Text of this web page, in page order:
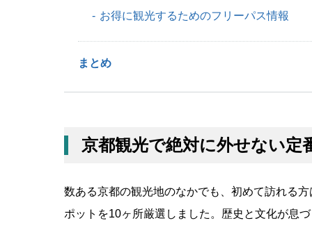
お得に観光するためのフリーパス情報
まとめ
京都観光で絶対に外せない定
数ある京都の観光地のなかでも、初めて訪れる
ポットを10ヶ所厳選しました。歴史と文化が息